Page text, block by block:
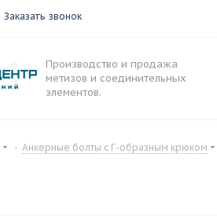
Заказать звонок
Производство и продажа
метизов и соединительных
элементов.
- Анкерные болты с Г-образным крюком